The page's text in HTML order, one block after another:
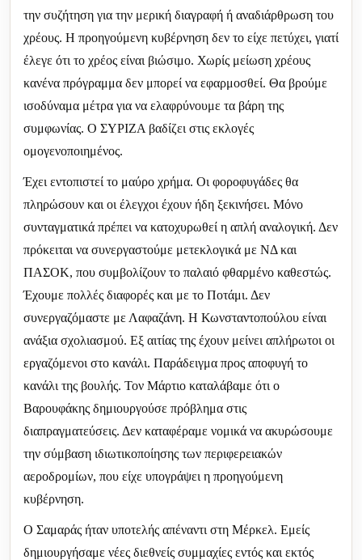
την συζήτηση για την μερική διαγραφή ή αναδιάρθρωση του
χρέους. Η προηγούμενη κυβέρνηση δεν το είχε πετύχει, γιατί
έλεγε ότι το χρέος είναι βιώσιμο. Χωρίς μείωση χρέους
κανένα πρόγραμμα δεν μπορεί να εφαρμοσθεί. Θα βρούμε
ισοδύναμα μέτρα για να ελαφρύνουμε τα βάρη της
συμφωνίας. Ο ΣΥΡΙΖΑ βαδίζει στις εκλογές
ομογενοποιημένος.
Έχει εντοπιστεί το μαύρο χρήμα. Οι φοροφυγάδες θα
πληρώσουν και οι έλεγχοι έχουν ήδη ξεκινήσει. Μόνο
συνταγματικά πρέπει να κατοχυρωθεί η απλή αναλογική. Δεν
πρόκειται να συνεργαστούμε μετεκλογικά με ΝΔ και
ΠΑΣΟΚ, που συμβολίζουν το παλαιό φθαρμένο καθεστώς.
Έχουμε πολλές διαφορές και με το Ποτάμι. Δεν
συνεργαζόμαστε με Λαφαζάνη. Η Κωνσταντοπούλου είναι
ανάξια σχολιασμού. Εξ αιτίας της έχουν μείνει απλήρωτοι οι
εργαζόμενοι στο κανάλι. Παράδειγμα προς αποφυγή το
κανάλι της βουλής. Τον Μάρτιο καταλάβαμε ότι ο
Βαρουφάκης δημιουργούσε πρόβλημα στις
διαπραγματεύσεις. Δεν καταφέραμε νομικά να ακυρώσουμε
την σύμβαση ιδιωτικοποίησης των περιφερειακών
αεροδρομίων, που είχε υπογράψει η προηγούμενη
κυβέρνηση.
Ο Σαμαράς ήταν υποτελής απέναντι στη Μέρκελ. Εμείς
δημιουργήσαμε νέες διεθνείς συμμαχίες εντός και εκτός